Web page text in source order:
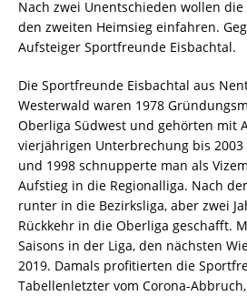
Nach zwei Unentschieden wollen
den zweiten Heimsieg einfahren.
Aufsteiger Sportfreunde Eisbachtal.
Die Sportfreunde Eisbachtal aus
Westerwald waren 1978
Oberliga Südwest und gehörten mit
vierjährigen Unterbrechung bis
und 1998 schnupperte man als
Aufstieg in die Regionalliga. Nach
runter in die Bezirksliga, aber zwei
Rückkehr in die Oberliga geschafft.
Saisons in der Liga, den nächsten
2019. Damals profitierten die
Tabellenletzter vom Corona-